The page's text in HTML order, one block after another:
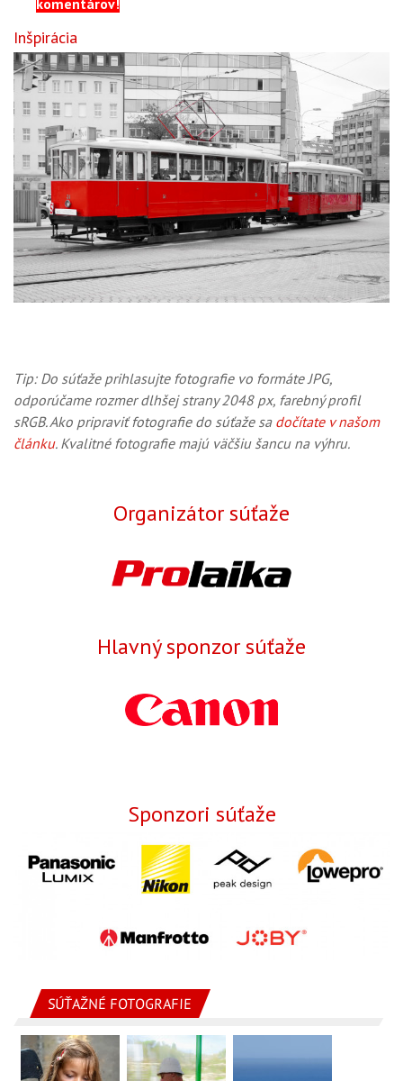
komentárov!
Inšpirácia
Tip: Do súťaže prihlasujte fotografie vo formáte JPG,
odporúčame rozmer dlhšej strany 2048 px, farebný profil
sRGB. Ako pripraviť fotografie do súťaže sa dočítate v našom
článku. Kvalitné fotografie majú väčšiu šancu na výhru.
Organizátor súťaže
Hlavný sponzor súťaže
Sponzori súťaže
SÚŤAŽNÉ FOTOGRAFIE